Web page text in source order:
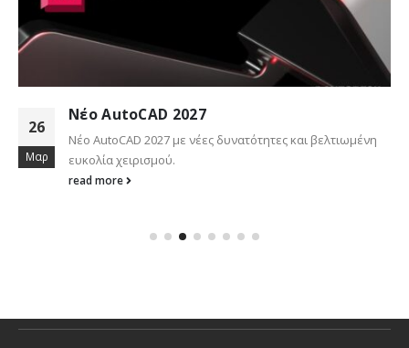
26
Μαρ
Νέο AutoCAD 2027
Νέο AutoCAD 2027 με νέες δυνατότητες και βελτιωμένη
ευκολία χειρισμού.
read more